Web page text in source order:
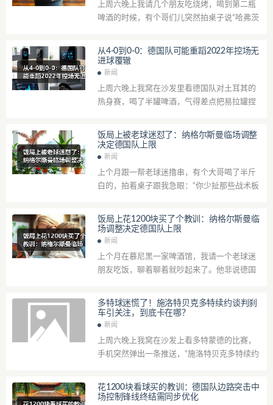
上周六晚上我请几个朋友吃烧烤，喝到第二瓶
啤酒的时候，有个哥们儿突然拍桌子说“哈弗茨
子里快速过了一遍数据，发现还真是那么...
从4-0到0-0：德国队可能重蹈2022年控场无
进球覆辙
新闻
上周六晚上我窝在沙发里看德国队对土耳其的
热身赛，喝了半罐啤酒，气得差点把易拉罐捏
0比0。我当时就跟我媳妇说，这画面我...
饭局上被老球迷怼了：纳格尔斯曼临场调整
决定德国队上限
新闻
上个月跟一帮老球迷撸串，有个大哥喝了半斤
白的，拍着桌子跟我急眼：“你少扯那些战术板
格尔斯曼要是早点把菲尔克鲁格扔上去，德...
饭局上花1200块买了个教训：纳格尔斯曼临
场调整决定德国队上限
新闻
上个月在慕尼黑一家啤酒馆，我请一个老球迷
朋友吃饭，聊着聊着就吵起来了。他非说德国
桌子，隔壁桌以为我们要干架。最后打赌12...
多特球迷慌了！施洛特贝克多特续约谈判刹
车引关注，到底卡在哪？
新闻
上周六晚上我窝在沙发上看多特蒙德的比赛，
手机突然弹出一条推送，“施洛特贝克多特续约
撒了。这哥们儿可是我看好能接班胡梅尔...
花1200块看球买的教训：德国队边路突击中
场控制锋线终结需同步优化